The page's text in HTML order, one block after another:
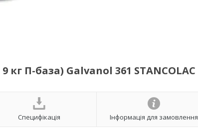
П-база) Galvanol 361 STANCOLAC
Специфікація Інформація для замовлення